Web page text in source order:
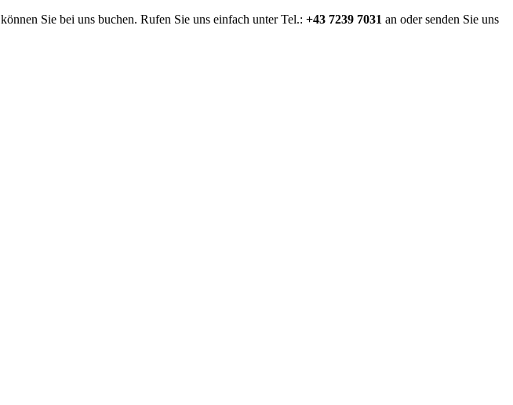
können Sie bei uns buchen. Rufen Sie uns einfach unter Tel.: +43 7239 7031 an oder senden Sie uns